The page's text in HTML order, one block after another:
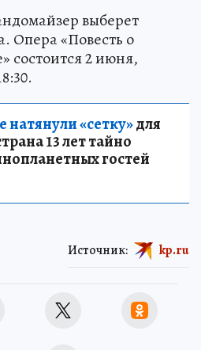
выберет
Опера «Повесть о
состоится 2 июня,
«сетку»для
13 лет тайно
гостей
Источник: kp.ru